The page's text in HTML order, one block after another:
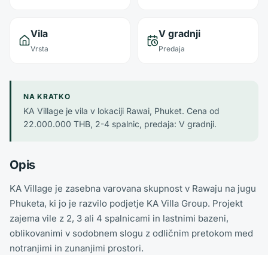
Vila
Vrsta
V gradnji
Predaja
NA KRATKO
KA Village je vila v lokaciji Rawai, Phuket. Cena od
22.000.000 THB, 2-4 spalnic, predaja: V gradnji.
Opis
KA Village je zasebna varovana skupnost v Rawaju na jugu
Phuketa, ki jo je razvilo podjetje KA Villa Group. Projekt
zajema vile z 2, 3 ali 4 spalnicami in lastnimi bazeni,
oblikovanimi v sodobnem slogu z odličnim pretokom med
notranjimi in zunanjimi prostori.